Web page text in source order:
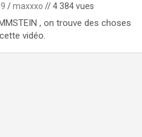
maxxxo // 4 384 vues
, on trouve des choses
vidéo.